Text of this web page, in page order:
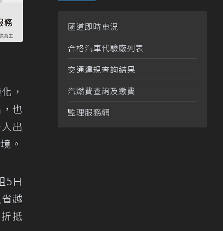
，
也
出
。
5日
越
抵
國道即時車況
合格汽車代驗廠列表
交通違規查詢結果
汽燃費查詢及繳費
監理服務網